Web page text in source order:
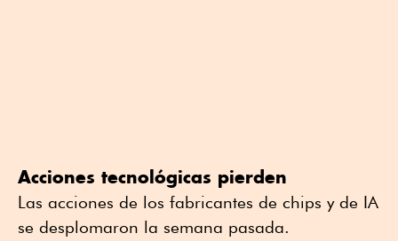
Acciones tecnológicas pierden
Las acciones de los fabricantes de chips y de IA
se desplomaron la semana pasada.